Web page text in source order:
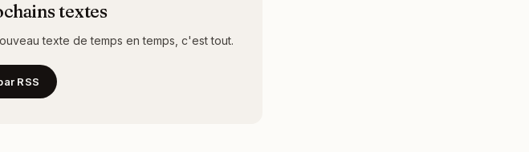
textes
texte de temps en temps, c'est tout.
RSS